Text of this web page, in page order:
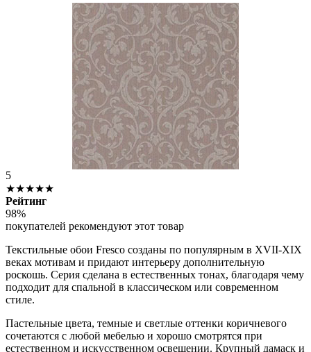
5
★★★★★
Рейтинг
98%
покупателей рекомендуют этот товар
Текстильные обои Fresco созданы по популярным в XVII-XIX
веках мотивам и придают интерьеру дополнительную
роскошь. Серия сделана в естественных тонах, благодаря чему
подходит для спальной в классическом или современном
стиле.
Пастельные цвета, темные и светлые оттенки коричневого
сочетаются с любой мебелью и хорошо смотрятся при
естественном и искусственном освещении. Крупный дамаск и